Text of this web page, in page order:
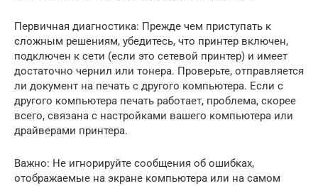
Первичная диагностика: Прежде чем приступать к
сложным решениям, убедитесь, что принтер включен,
подключен к сети (если это сетевой принтер) и имеет
достаточно чернил или тонера. Проверьте, отправляется
ли документ на печать с другого компьютера. Если с
другого компьютера печать работает, проблема, скорее
всего, связана с настройками вашего компьютера или
драйверами принтера.
Важно: Не игнорируйте сообщения об ошибках,
отображаемые на экране компьютера или на самом